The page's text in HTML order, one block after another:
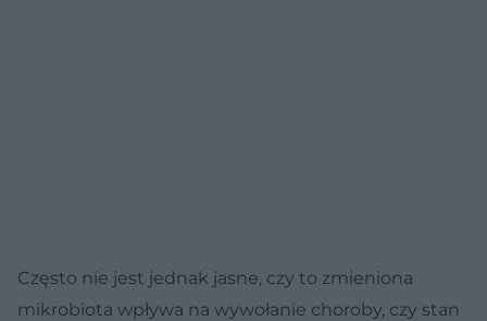
Często nie jest jednak jasne, czy to zmieniona
mikrobiota wpływa na wywołanie choroby, czy stan